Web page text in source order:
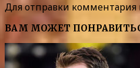
Для отправки
ВАМ МОЖЕТ